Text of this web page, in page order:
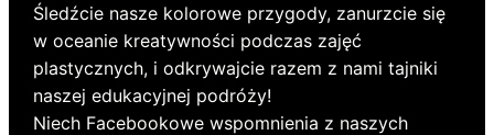
Śledźcie nasze kolorowe przygody, zanurzcie się
w oceanie kreatywności podczas zajęć
plastycznych, i odkrywajcie razem z nami tajniki
naszej edukacyjnej podróży!
Niech Facebookowe wspomnienia z naszych